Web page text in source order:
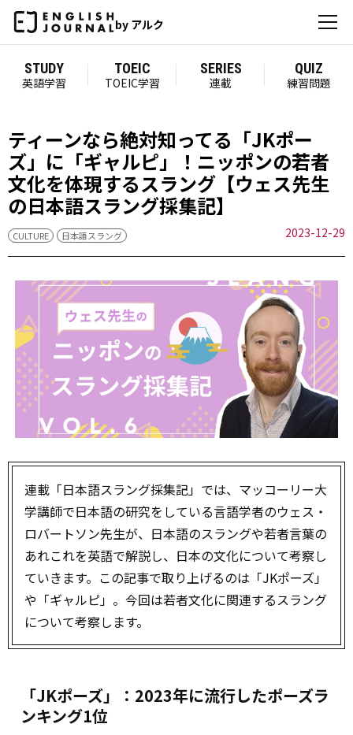
by アルク
STUDY
英語学習
TOEIC
TOEIC学習
SERIES
連載
QUIZ
練習問題
ティーンなら絶対知ってる「JKポー
ズ」に「ギャルピ」！ニッポンの若者
文化を体現するスラング【ウェス先生
の日本語スラング採集記】
CULTURE 日本語スラング 2023-12-29
連載「日本語スラング採集記」では、マッコーリー大
学講師で日本語の研究をしている言語学者のウェス・
ロバートソン先生が、日本語のスラングや若者言葉の
あれこれを英語で解説し、日本の文化について考察し
ていきます。この記事で取り上げるのは「JKポーズ」
や「ギャルピ」。今回は若者文化に関連するスラング
について考察します。
「JKポーズ」：2023年に流行したポーズラ
ンキング1位